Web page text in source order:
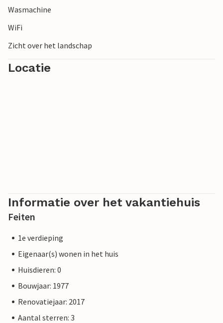
Wasmachine
WiFi
Zicht over het landschap
Locatie
Informatie over het vakantiehuis
Feiten
1e verdieping
Eigenaar(s) wonen in het huis
Huisdieren: 0
Bouwjaar: 1977
Renovatiejaar: 2017
Aantal sterren: 3